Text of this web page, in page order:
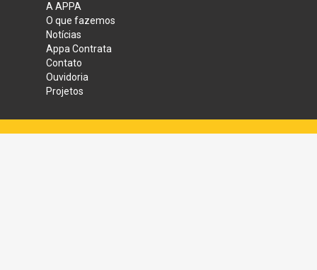
A APPA
O que fazemos
Notícias
Appa Contrata
Contato
Ouvidoria
Projetos